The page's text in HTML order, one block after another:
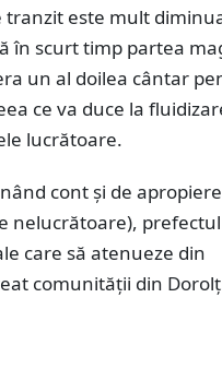
tranzit este mult
în scurt timp partea
un al doilea cântar
ce va duce la
lucrătoare.
cont și de
nelucrătoare),
care să atenueze din
comunității din